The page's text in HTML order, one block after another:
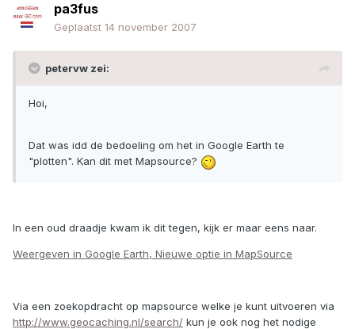
pa3fus
Geplaatst 14 november 2007
petervw zei:
Hoi,
Dat was idd de bedoeling om het in Google Earth te
"plotten". Kan dit met Mapsource?
In een oud draadje kwam ik dit tegen, kijk er maar eens naar.
Weergeven in Google Earth, Nieuwe optie in MapSource
Via een zoekopdracht op mapsource welke je kunt uitvoeren via
http://www.geocaching.nl/search/ kun je ook nog het nodige